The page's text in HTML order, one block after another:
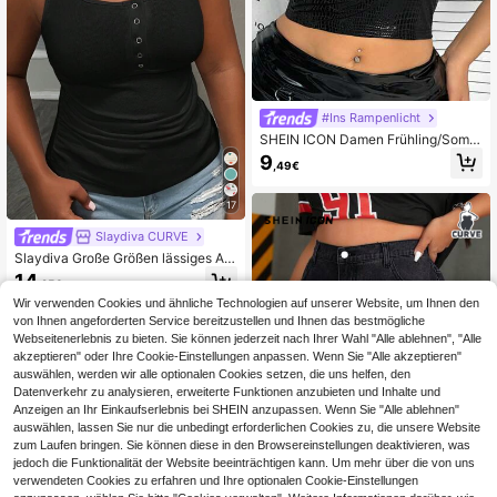
17
Slaydiva CURVE
Slaydiva Große Größen lässiges Allr
ound Weißes Top mit tiefem U-Auss
men, Schule, Lehrerin, Homecomin
g
14,25€
#Ins Rampenlicht
SHEIN ICON Damen Frühling/Somm
er Tanktop mit Überkreuzten beschi
chteten Trägern in großen Größen
9 ,49€
Wir verwenden Cookies und ähnliche Technologien auf unserer Website, um Ihnen den
von Ihnen angeforderten Service bereitzustellen und Ihnen das bestmögliche
Webseitenerlebnis zu bieten. Sie können jederzeit nach Ihrer Wahl "Alle ablehnen", "Alle
akzeptieren" oder Ihre Cookie-Einstellungen anpassen. Wenn Sie "Alle akzeptieren"
auswählen, werden wir alle optionalen Cookies setzen, die uns helfen, den
Datenverkehr zu analysieren, erweiterte Funktionen anzubieten und Inhalte und
Anzeigen an Ihr Einkaufserlebnis bei SHEIN anzupassen. Wenn Sie "Alle ablehnen"
auswählen, lassen Sie nur die unbedingt erforderlichen Cookies zu, die unsere Website
zum Laufen bringen. Sie können diese in den Browsereinstellungen deaktivieren, was
jedoch die Funktionalität der Website beeinträchtigen kann. Um mehr über die von uns
verwendeten Cookies zu erfahren und Ihre optionalen Cookie-Einstellungen